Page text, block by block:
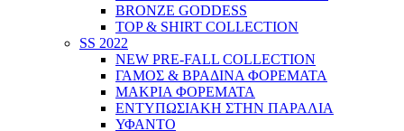
BRONZE GODDESS
TOP & SHIRT COLLECTION
SS 2022
NEW PRE-FALL COLLECTION
ΓΑΜΟΣ & ΒΡΑΔΙΝΑ ΦΟΡΕΜΑΤΑ
ΜΑΚΡΙΑ ΦΟΡΕΜΑΤΑ
ΕΝΤΥΠΩΣΙΑΚΗ ΣΤΗΝ ΠΑΡΑΛΙΑ
ΥΦΑΝΤΟ